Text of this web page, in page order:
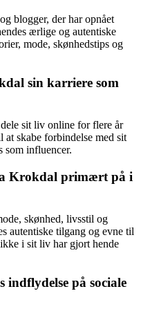
blogger, der har opnået
ærlige og autentiske
mode, skønhedstips og
sin karriere som
sit liv online for flere år
skabe forbindelse med sit
som influencer.
Krokdal primært på i
skønhed, livsstil og
autentiske tilgang og evne til
i sit liv har gjort hende
på sociale